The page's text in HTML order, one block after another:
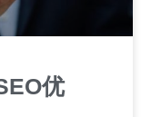
优